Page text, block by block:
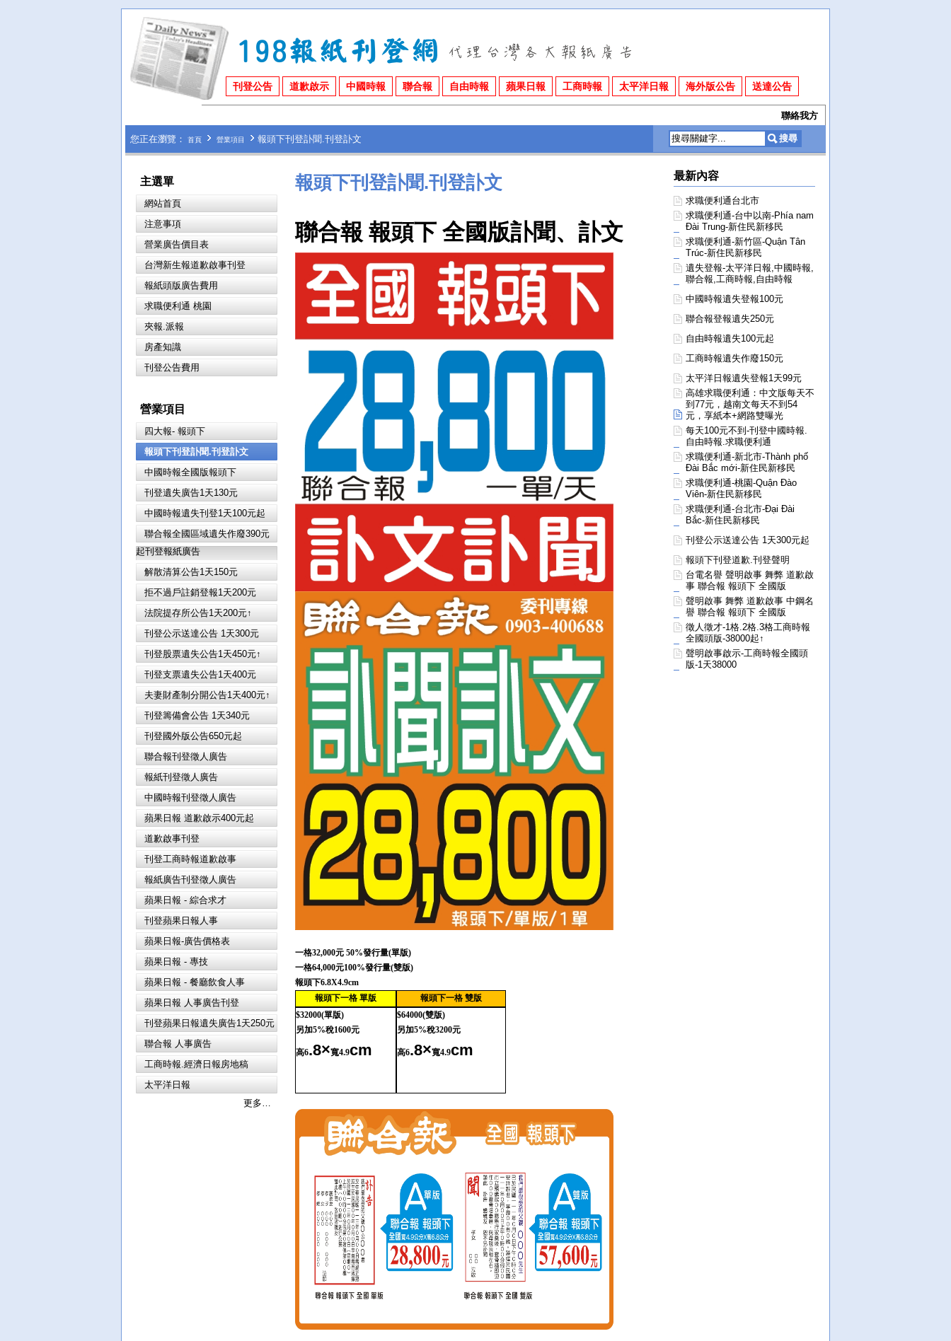
刊登公告 道歉啟示 中國時報 聯合報 自由時報 蘋果日報 工商時報 太平洋日報 海外版公告 送達公告
聯絡我方
您正在瀏覽： 首頁 營業項目 報頭下刊登訃聞.刊登訃文
主選單
網站首頁
注意事項
營業廣告價目表
台灣新生報道歉啟事刊登
報紙頭版廣告費用
求職便利通 桃園
夾報.派報
房產知識
刊登公告費用
營業項目
四大報- 報頭下
報頭下刊登訃聞.刊登訃文
中國時報全國版報頭下
刊登遺失廣告1天130元
中國時報遺失刊登1天100元起
聯合報全國區域遺失作廢390元
起刊登報紙廣告
解散清算公告1天150元
拒不過戶註銷登報1天200元
法院提存所公告1天200元↑
刊登公示送達公告 1天300元
刊登股票遺失公告1天450元↑
刊登支票遺失公告1天400元
夫妻財產制分開公告1天400元↑
刊登籌備會公告 1天340元
刊登國外版公告650元起
聯合報刊登徵人廣告
報紙刊登徵人廣告
中國時報刊登徵人廣告
蘋果日報 道歉啟示400元起
道歉啟事刊登
刊登工商時報道歉啟事
報紙廣告刊登徵人廣告
蘋果日報 - 綜合求才
刊登蘋果日報人事
蘋果日報-廣告價格表
蘋果日報 - 專技
蘋果日報 - 餐廳飲食人事
蘋果日報 人事廣告刊登
刊登蘋果日報遺失廣告1天250元
聯合報 人事廣告
工商時報.經濟日報房地稿
太平洋日報
更多…
報頭下刊登訃聞.刊登訃文
聯合報 報頭下 全國版訃聞、訃文
一格32,000元 50%發行量(單版)
一格64,000元100%發行量(雙版)
報頭下6.8X4.9cm
報頭下一格 單版 報頭下一格 雙版
$32000(單版)
另加5%稅1600元
高6.8×寬4.9cm
$64000(雙版)
另加5%稅3200元
高6.8×寬4.9cm
最新內容
求職便利通台北市
求職便利通-台中以南-Phía nam
Đài Trung-新住民新移民
求職便利通-新竹區-Quận Tân
Trúc-新住民新移民
遺失登報-太平洋日報,中國時報,
聯合報,工商時報,自由時報
中國時報遺失登報100元
聯合報登報遺失250元
自由時報遺失100元起
工商時報遺失作廢150元
太平洋日報遺失登報1天99元
高雄求職便利通：中文版每天不
到77元，越南文每天不到54
元，享紙本+網路雙曝光
每天100元不到-刊登中國時報.
自由時報.求職便利通
求職便利通-新北市-Thành phố
Đài Bắc mới-新住民新移民
求職便利通-桃園-Quận Đào
Viên-新住民新移民
求職便利通-台北市-Đại Đài
Bắc-新住民新移民
刊登公示送達公告 1天300元起
報頭下刊登道歉.刊登聲明
台電名譽 聲明啟事 舞弊 道歉啟
事 聯合報 報頭下 全國版
聲明啟事 舞弊 道歉啟事 中鋼名
譽 聯合報 報頭下 全國版
徵人徵才-1格.2格.3格工商時報
全國頭版-38000起↑
聲明啟事啟示-工商時報全國頭
版-1天38000